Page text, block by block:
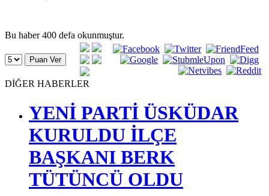
Bu haber 400 defa okunmuştur.
DİĞER HABERLER
YENİ PARTİ ÜSKÜDAR
KURULDU İLÇE
BAŞKANI BERK
TÜTÜNCÜ OLDU